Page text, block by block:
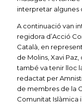
interpretar algunes
A continuació van
regidora d’Acció
Català, en
de Molins, Xavi
també va tenir lloc
redactat per
de membres de la
Comunitat Islàmica